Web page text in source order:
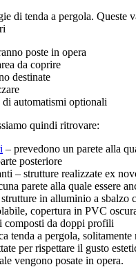
di tenda a pergola. Queste
poste in opera
da coprire
destinate
di automatismi optionali
quindi ritrovare:
– prevedono un parete alla
posteriore
– strutture realizzate ex
parete alla quale essere
in alluminio a sbalzo
copertura in PVC
composti da doppi profili
tenda a pergola, solitamente
per rispettare il gusto
vengono posate in opera.